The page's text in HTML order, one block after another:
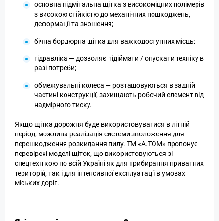
основна підмітальна щітка з високоміцних полімерів
з високою стійкістю до механічних пошкоджень,
деформації та зношення;
бічна бордюрна щітка для важкодоступних місць;
гідравліка — дозволяє підіймати / опускати техніку в
разі потреби;
обмежувальні колеса — розташовуються в задній
частині конструкції, захищають робочий елемент від
надмірного тиску.
Якщо щітка дорожня буде використовуватися в літній
період, можлива реалізація системи зволоження для
перешкодження розкидання пилу. ТМ «А.ТОМ» пропонує
перевірені моделі щіток, що використовуються зі
спецтехнікою по всій Україні як для прибирання приватних
територій, так і для інтенсивної експлуатації в умовах
міських доріг.